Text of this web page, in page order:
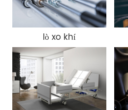
lò xo khí